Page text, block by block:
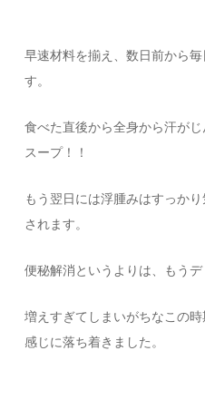
早速材料を揃え、数日前から
す。
食べた直後から全身から汗が
スープ！！
もう翌日には浮腫みはすっか
されます。
便秘解消というよりは、もうデ
増えすぎてしまいがちなこの
感じに落ち着きました。